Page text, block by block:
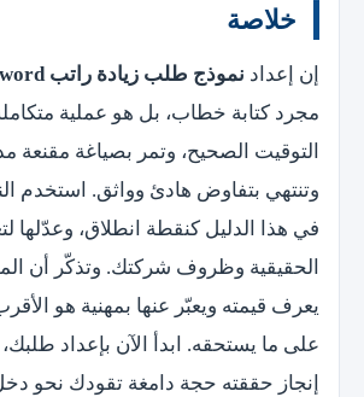
خلاصة
إن إعداد نموذج طلب زيادة راتب word
مجرد كتابة خطاب، بل هو عملية متكاملة
التوقيت الصحيح، وتمر بصياغة مقنعة
وتنتهي بتفاوض هادئ وواثق. استخدم
في هذا الدليل كنقطة انطلاق، وعدّلها
الحقيقية وظروف شركتك. وتذكّر أن
يعرف قيمته ويعبّر عنها بمهنية هو
على ما يستحقه. ابدأ الآن بإعداد
إنجاز حققته حجة دامغة تقودك نحو